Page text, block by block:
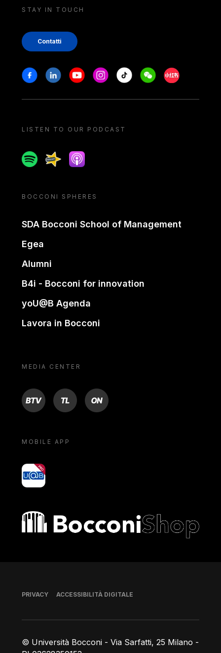
STAY IN TOUCH
Contatti
Stay in touch
FacebookLinkedinYoutubeInstagram
Tiktok WeechatXiaohongshu/
LISTEN TO OUR PODCAST
SpotifySpreakerApple podcast
BOCCONI SPHERES
SDA Bocconi School of Management
Egea
Alumni
B4i - Bocconi for innovation
yoU@B Agenda
Lavora in Bocconi
MEDIA CENTER
BTV TL ON
MOBILE APP
yoU@B
Bocconi shop
© Università Bocconi - Via Sarfatti, 25 Milano -
Piè di pagina
PRIVACY ACCESSIBILITÀ DIGITALE